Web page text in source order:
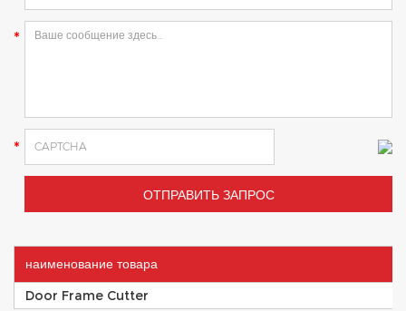
наименование товара
Door Frame Cutter